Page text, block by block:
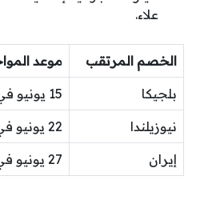
علاء.
الخصم المرتقب موعد
بلجيكا 15 يونيو في العاشرة مساءً
نيوزيلندا 22 يونيو في الرابعة فجراً
إيران 27 يونيو في السادسة صباحاً